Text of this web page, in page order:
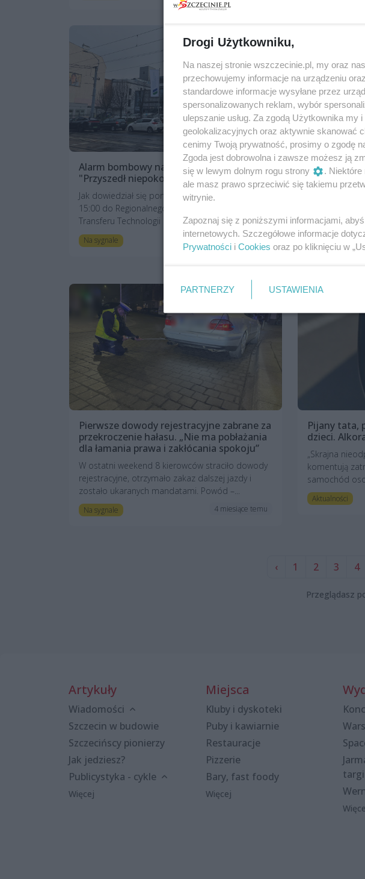
Alarm bombowy na Jagiellońskiej.
"Przyszedł niepokojący mail"
Jak dowiedział się portal wSzczecinie.pl około
15:00 do Regionalnego Centrum Innowacji i
Transferu Technologii dotarł mail zinterp...
Na sygnale 4 miesiące temu
Zapaliła się
Szafera.
mogła
wybuchł w
128. W
Na sygnale
Pierwsze dowody rejestracyjne zabrane za
przekroczenie hałasu. „Nie ma pobłażania
dla łamania prawa i zakłócania spokoju”
W ostatni weekend 8 kierowców straciło dowody
rejestracyjne, otrzymało zakaz dalszej jazdy i
zostało ukaranych mandatami. Powód –...
Na sygnale 4 miesiące temu
Pijany tata,
dzieci.
„Skrajna
komentują
samochód
Aktualności
‹ 1 2 3 4
Przeglądasz
Artykuły
Wiadomości
Szczecin w budowie
Szczecińscy pionierzy
Jak jedziesz?
Publicystyka - cykle
Więcej
Miejsca
Kluby i dyskoteki
Puby i kawiarnie
Restauracje
Pizzerie
Bary, fast foody
Więcej
targi
Drogi Użytkowniku,
Na naszej stronie wszczecinie.pl, my oraz
przechowujemy informacje na urządzeniu
standardowe informacje wysyłane przez
spersonalizowanych reklam, wybór
ulepszanie usług. Za zgodą Użytkownika
geolokalizacyjnych oraz aktywnie skanować
cenimy Twoją prywatność, prosimy o zgodę
Zgoda jest dobrowolna i zawsze możesz ją
się w lewym dolnym rogu strony
.
ale masz prawo sprzeciwić się takiemu
witrynie.
Zapoznaj się z poniższymi informacjami,
internetowych. Szczegółowe informacje
Prywatności i Cookies oraz po kliknięciu w
PARTNERZY USTAWIENIA